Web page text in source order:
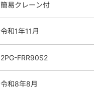
簡易クレーン付
令和1年11月
2PG-FRR90S2
令和8年8月